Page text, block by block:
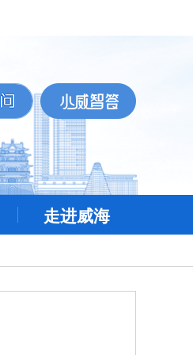
走进威海